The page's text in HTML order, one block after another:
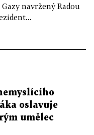
navržený Radou
oslavuje
umělec